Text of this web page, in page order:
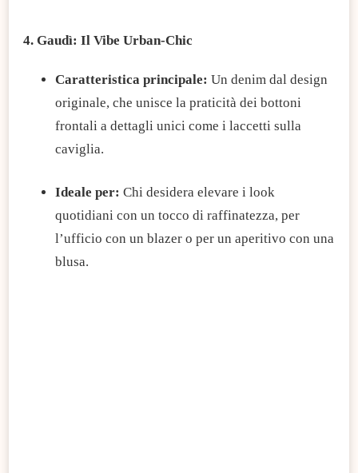
4. Gaudì: Il Vibe Urban-Chic
Caratteristica principale: Un denim dal design
originale, che unisce la praticità dei bottoni
frontali a dettagli unici come i laccetti sulla
caviglia.
Ideale per: Chi desidera elevare i look
quotidiani con un tocco di raffinatezza, per
l’ufficio con un blazer o per un aperitivo con una
blusa.